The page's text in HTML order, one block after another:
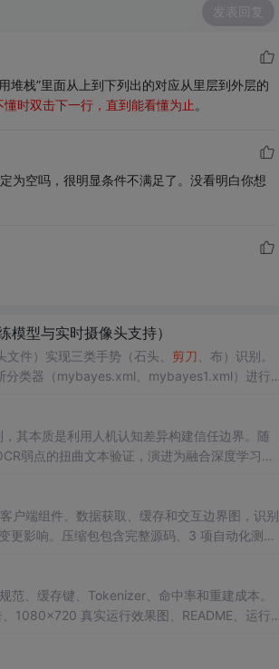
发表回复
堆栈”里面从上到下列出的对应从里层到外层的
懂时双击下一行，直到能看懂为止 。
为空吗，很明显条件不满足了。没看明白你想
型与实时摄像头支持）
件）实现三类手势（石头、 剪刀 、布）识别。
分类器（mybayes.xml、mybayes1.xml）进行
其本质是利用人机认知差异构建信任边界。随
弱点的扭曲文本验证，演进为融合深度学习、
现细粒度风险评分，
户端组件、数据获取、缓存和交互边界图，识别
更影响。压缩包包含完整源码、3 项自动化测
论文、生产日志或其他受限素材。
、缓存键、Tokenizer、命中率和重建成本。
1080×720 真实运行效果图、README、运行